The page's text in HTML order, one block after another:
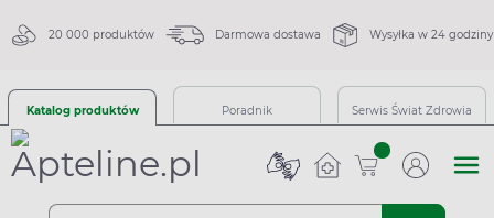
20 000 produktów Darmowa dostawa Wysyłka w 24 godziny
Katalog produktów Poradnik Serwis Świat Zdrowia
sztuk